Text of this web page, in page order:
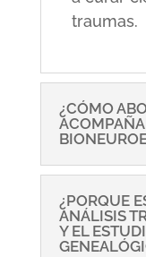
traumas.
¿CÓMO
¿PORQUE
ANÁLISIS
Y EL